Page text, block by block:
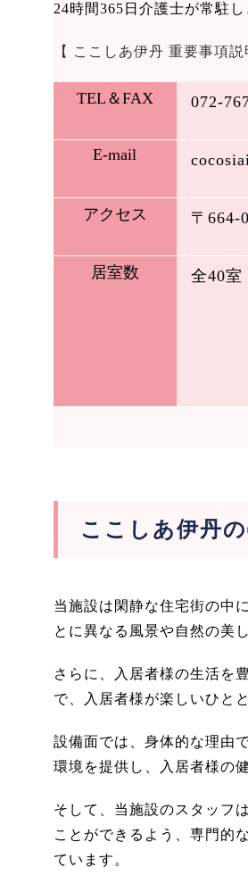
24時間365日介護士が常駐
【 ここしあ伊丹 重要事項説
TEL＆FAX 072-
E-mail
アクセス 〒664-
居室数 全40室
ここしあ伊丹
当施設は閑静な住宅街の中
とに異なる風景や自然の美
さらに、入居者様の生活を
で、入居者様が楽しいひと
設備面では、身体的な理由
環境を提供し、入居者様の
そして、当施設のスタッフ
ことができるよう、専門的
ています。